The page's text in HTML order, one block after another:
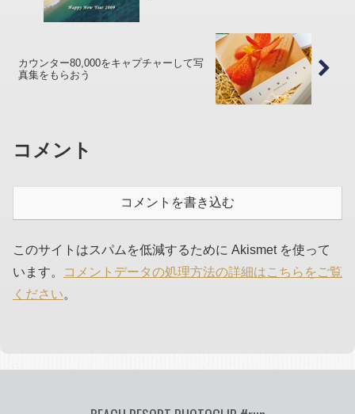
カウンター80,000をキャプチャーして写
真集をもらおう
コメント
コメントを書き込む
このサイトはスパムを低減するために Akismet を使って
います。
コメントデータの処理方法の詳細はこちらをご覧
ください。